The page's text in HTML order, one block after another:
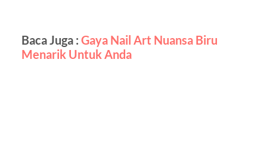
Baca Juga : Gaya Nail Art Nuansa Biru
Menarik Untuk Anda